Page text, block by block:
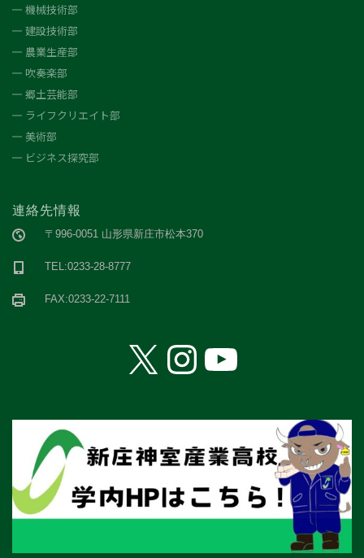
機械技術部
建設技術部
農業生産部
吹奏楽部
郷土芸能部
ライフクリエイト部
美術部
ビジネス探究部
連絡先情報
〒996-0051 山形県新庄市松本370
TEL:0233-28-8777
FAX:0233-22-7111
X Instagram
YouTube